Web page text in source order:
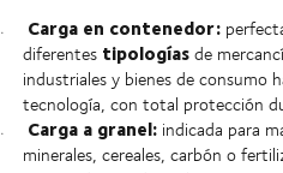
Carga en contenedor:
diferentes tipologíasde
industriales y bienes de consumo
tecnología, con total protección
Carga a granel:indicada para
minerales, cereales, carbón o